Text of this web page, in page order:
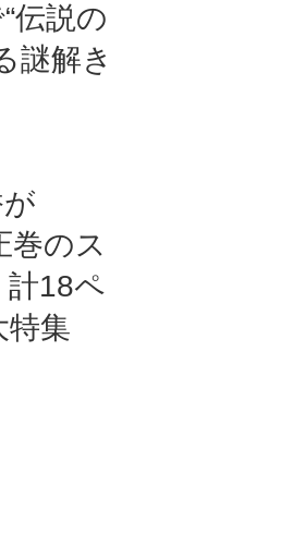
伝説の
謎解き
巻のス
計18ペ
特集